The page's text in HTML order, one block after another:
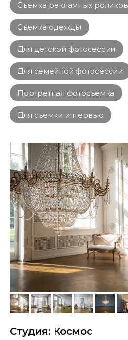
Съемка рекламных роликов
Съемка одежды
Для детской фотосессии
Для семейной фотосессии
Портретная фотосъемка
Для съемки интервью
Студия: Космос